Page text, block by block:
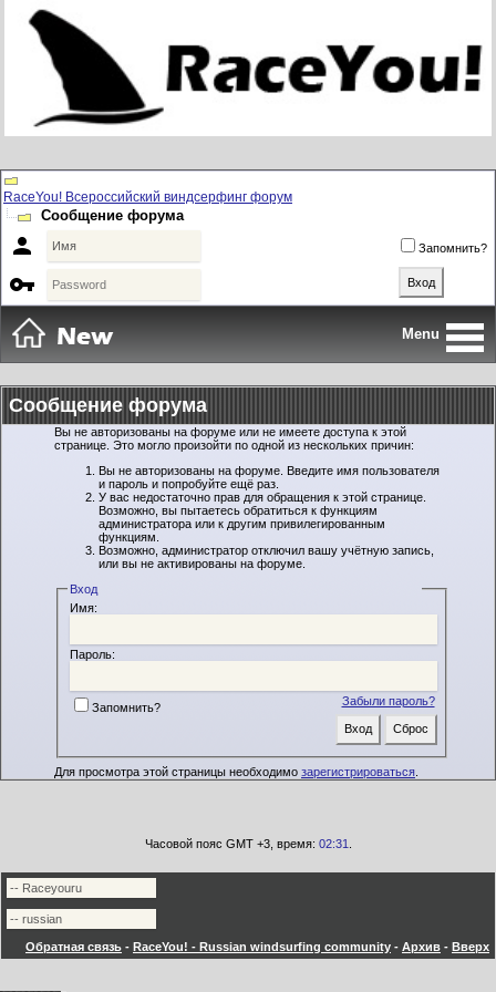
RaceYou! Всероссийский виндсерфинг форум
Сообщение форума
 Запомнить?

Menu
Сообщение форума
Вы не авторизованы на форуме или не имеете доступа к этой
странице. Это могло произойти по одной из нескольких причин:
Вы не авторизованы на форуме. Введите имя пользователя
и пароль и попробуйте ещё раз.
У вас недостаточно прав для обращения к этой странице.
Возможно, вы пытаетесь обратиться к функциям
администратора или к другим привилегированным
функциям.
Возможно, администратор отключил вашу учётную запись,
или вы не активированы на форуме.
Вход
Имя:
Пароль:
Забыли пароль?
Запомнить?
Для просмотра этой страницы необходимо зарегистрироваться
Часовой пояс GMT +3, время: 02:31
Обратная связь - RaceYou! - Russian windsurfing community - Архив - Вверх